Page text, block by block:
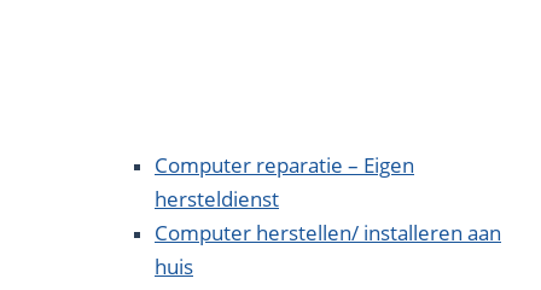
Computer reparatie – Eigen
hersteldienst
Computer herstellen/ installeren aan
huis